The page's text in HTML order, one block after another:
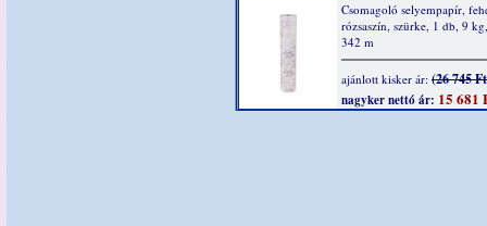
Csomagoló selyempapír,
rózsaszín, szürke, 1 db, 9
342 m
ajánlott kisker ár: (26 745
nagyker nettó ár: 15 681